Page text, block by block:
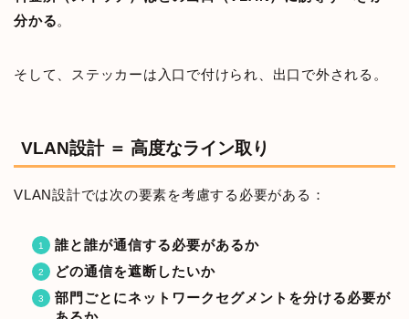
分かる。
そして、ステッカーは入口で付けられ、出口で外される。
VLAN設計 ＝ 高度なライン取り
VLAN設計では次の要素を考慮する必要がある：
誰と誰が通信する必要があるか
どの通信を遮断したいか
部門ごとにネットワークセグメントを分ける必要が